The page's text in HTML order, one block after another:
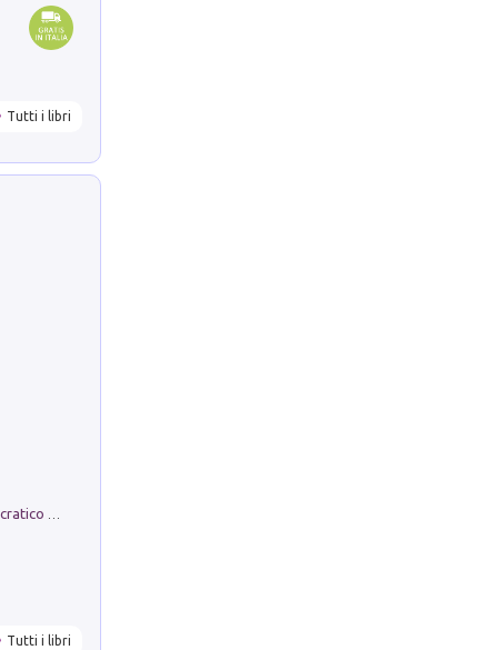
Tutti i libri
Tutti i libri